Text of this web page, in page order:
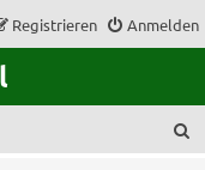
Anmelden
Registrieren